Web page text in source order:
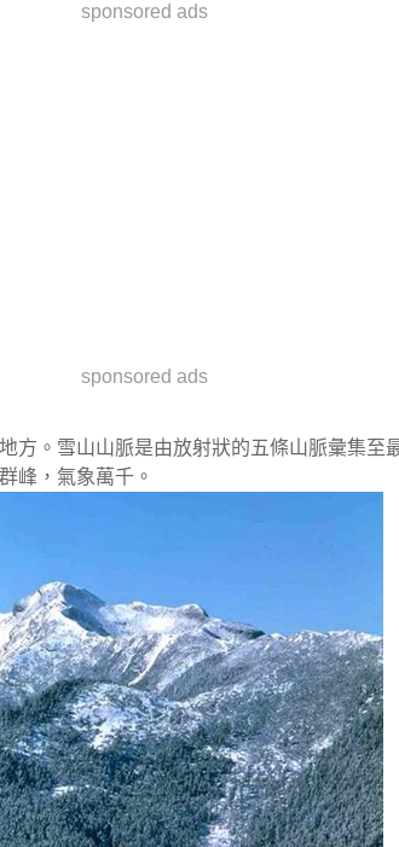
sponsored ads
sponsored ads
方。雪山山脈是由放射狀的五條山脈彙集至
峰，氣象萬千。